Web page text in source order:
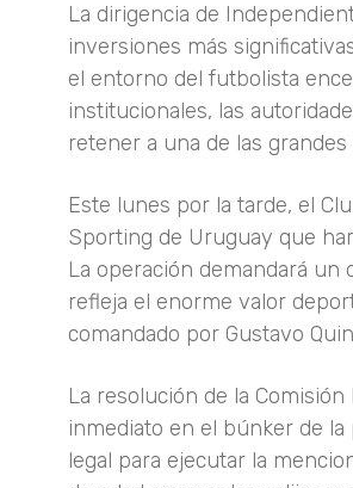
La dirigencia de
inversiones más
el entorno del futbolista
institucionales, las
retener a una de las
Este lunes por la tarde, el
Sporting de Uruguay que
La operación demandará un
refleja el enorme valor
comandado por Gustavo
La resolución de la
inmediato en el búnker de
legal para ejecutar la